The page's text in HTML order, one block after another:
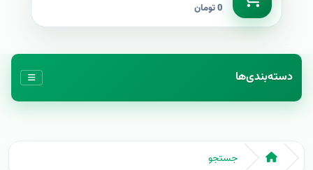
0 تومان
دسته‌بندی‌ها
جستجو